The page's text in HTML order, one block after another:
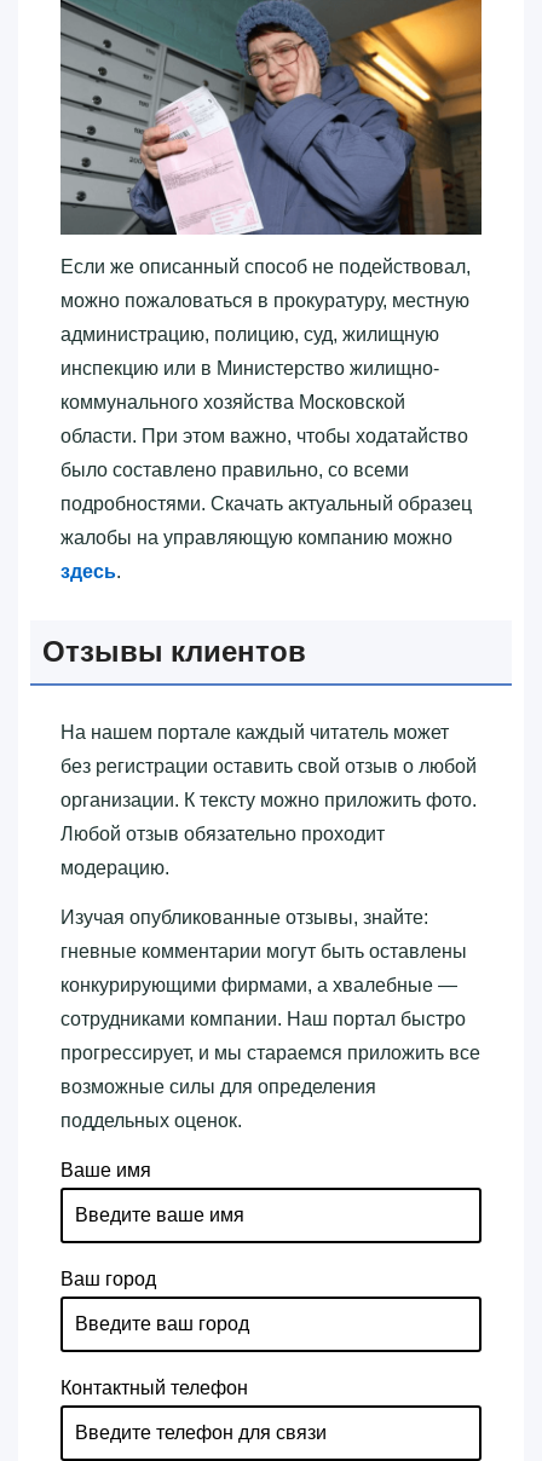
Если же описанный способ не подействовал,
можно пожаловаться в прокуратуру, местную
администрацию, полицию, суд, жилищную
инспекцию или в Министерство жилищно-
коммунального хозяйства Московской
области. При этом важно, чтобы ходатайство
было составлено правильно, со всеми
подробностями. Скачать актуальный образец
жалобы на управляющую компанию можно
здесь.
Отзывы клиентов
На нашем портале каждый читатель может
без регистрации оставить свой отзыв о любой
организации. К тексту можно приложить фото.
Любой отзыв обязательно проходит
модерацию.
Изучая опубликованные отзывы, знайте:
гневные комментарии могут быть оставлены
конкурирующими фирмами, а хвалебные —
сотрудниками компании. Наш портал быстро
прогрессирует, и мы стараемся приложить все
возможные силы для определения
поддельных оценок.
Ваше имя
Ваш город
Контактный телефон